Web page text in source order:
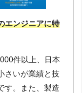
エンジニアに特
件以上、日本
さいが業績と技
す。また、製造